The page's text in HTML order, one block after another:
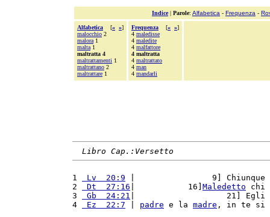
Indice| Parole: Alfabetica - Frequenza -
Alfabetica [« »]
malocchio 2
malora 1
malta 1
maltratta 4
maltrattamenti 1
maltrattano 2
maltrattare 1
Frequenza [« »]
4 maledisse
4 maledite
4 malfattore
4 maltratta
4 maltrattato
4 man
4 mandarli
Libro Cap.:Versetto
1 Lv  20:9 |                9] Chiunque
2
Dt  27:16 |           16] Maledetto chi
3
Gb  24:21 |                   21] Egli
4
Ez  22:7 padre e la madre , in te si